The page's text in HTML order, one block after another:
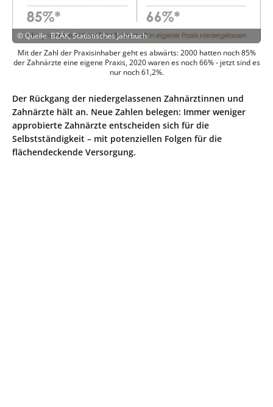
©Quelle: BZÄK, Statistisches Jahrbuch
Mit der Zahl der Praxisinhaber geht es abwärts: 2000 hatten noch 85%
der Zahnärzte eine eigene Praxis, 2020 waren es noch 66% - jetzt sind es
nur noch 61,2%.
Der Rückgang der niedergelassenen Zahnärztinnen und
Zahnärzte hält an. Neue Zahlen belegen: Immer weniger
approbierte Zahnärzte entscheiden sich für die
Selbstständigkeit – mit potenziellen Folgen für die
flächendeckende Versorgung.